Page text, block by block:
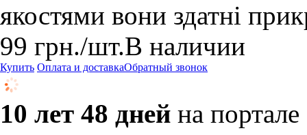
якостями вони здатні
99 грн./шт.В наличии
Купить Оплата и доставкаОбратный звонок
10 лет 48 дней на портале